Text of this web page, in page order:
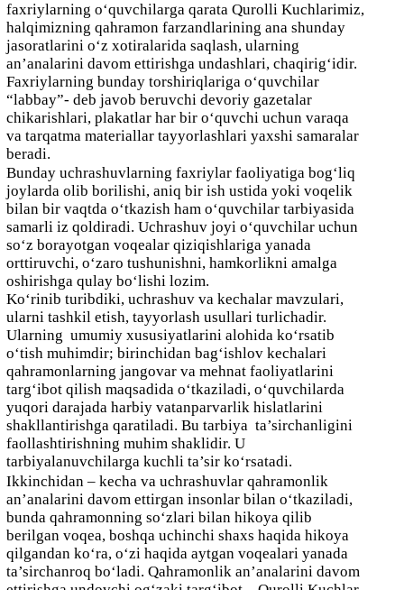
faxriylarning o‘quvchilarga qarata Qurolli Kuchlarimiz,
halqimizning qahramon farzandlarining ana shunday
jasoratlarini o‘z xotiralarida saqlash, ularning
an’analarini davom ettirishga undashlari, chaqirig‘idir.
Faxriylarning bunday torshiriqlariga o‘quvchilar
“labbay”- deb javob beruvchi devoriy gazetalar
chikarishlari, plakatlar har bir o‘quvchi uchun varaqa
va tarqatma materiallar tayyorlashlari yaxshi samaralar
beradi.
Bunday uchrashuvlarning faxriylar faoliyatiga bog‘liq
joylarda olib borilishi, aniq bir ish ustida yoki voqelik
bilan bir vaqtda o‘tkazish ham o‘quvchilar tarbiyasida
samarli iz qoldiradi. Uchrashuv joyi o‘quvchilar uchun
so‘z borayotgan voqealar qiziqishlariga yanada
orttiruvchi, o‘zaro tushunishni, hamkorlikni amalga
oshirishga qulay bo‘lishi lozim.
Ko‘rinib turibdiki, uchrashuv va kechalar mavzulari,
ularni tashkil etish, tayyorlash usullari turlichadir.
Ularning umumiy xususiyatlarini alohida ko‘rsatib
o‘tish muhimdir; birinchidan bag‘ishlov kechalari
qahramonlarning jangovar va mehnat faoliyatlarini
targ‘ibot qilish maqsadida o‘tkaziladi, o‘quvchilarda
yuqori darajada harbiy vatanparvarlik hislatlarini
shakllantirishga qaratiladi. Bu tarbiya ta’sirchanligini
faollashtirishning muhim shaklidir. U
tarbiyalanuvchilarga kuchli ta’sir ko‘rsatadi.
Ikkinchidan – kecha va uchrashuvlar qahramonlik
an’analarini davom ettirgan insonlar bilan o‘tkaziladi,
bunda qahramonning so‘zlari bilan hikoya qilib
berilgan voqea, boshqa uchinchi shaxs haqida hikoya
qilgandan ko‘ra, o‘zi haqida aytgan voqealari yanada
ta’sirchanroq bo‘ladi. Qahramonlik an’analarini davom